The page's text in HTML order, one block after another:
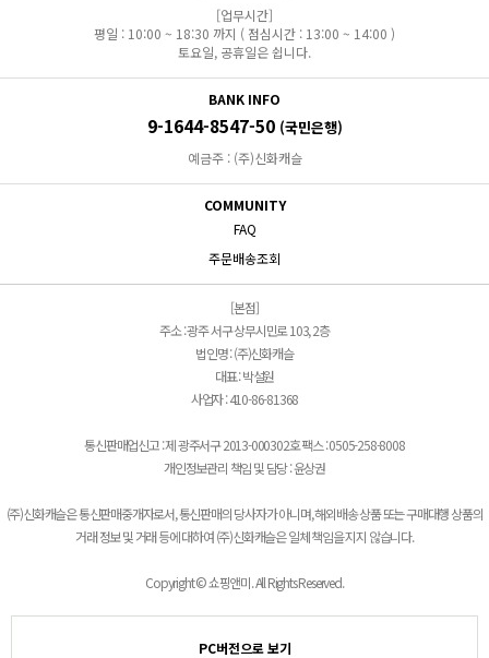
[업무시간]
평일 : 10:00 ~ 18:30 까지 ( 점심시간 : 13:00 ~ 14:00 )
토요일, 공휴일은 쉽니다.
BANK INFO
9-1644-8547-50 (국민은행)
예금주 : (주)신화캐슬
COMMUNITY
FAQ
주문배송조회
[본점]
주소 : 광주 서구 상무시민로 103, 2층
법인명 : (주)신화캐슬
대표 : 박설원
사업자 : 410-86-81368
통신판매업신고 : 제 광주서구 2013-000302호 팩스 : 0505-258-8008
개인정보관리 책임 및 담당 : 윤상권
(주)신화캐슬은 통신판매중개자로서, 통신판매의 당사자가 아니며, 해외배송 상품 또는 구매대행 상품의
거래 정보 및 거래 등에 대하여 (주)신화캐슬은 일체 책임을 지지 않습니다.
Copyright © 쇼핑앤미. All Rights Reserved.
PC버전으로 보기